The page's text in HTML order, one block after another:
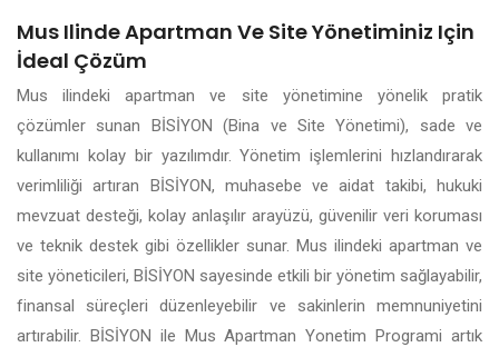
Mus Ilinde Apartman Ve Site Yönetiminiz Için
İdeal Çözüm
Mus ilindeki apartman ve site yönetimine yönelik pratik
çözümler sunan BİSİYON (Bina ve Site Yönetimi), sade ve
kullanımı kolay bir yazılımdır. Yönetim işlemlerini hızlandırarak
verimliliği artıran BİSİYON, muhasebe ve aidat takibi, hukuki
mevzuat desteği, kolay anlaşılır arayüzü, güvenilir veri koruması
ve teknik destek gibi özellikler sunar. Mus ilindeki apartman ve
site yöneticileri, BİSİYON sayesinde etkili bir yönetim sağlayabilir,
finansal süreçleri düzenleyebilir ve sakinlerin memnuniyetini
artırabilir. BİSİYON ile Mus Apartman Yonetim Programi artık